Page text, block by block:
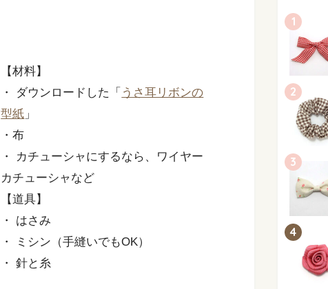
【材料】
・ ダウンロードした「 うさ耳リボンの
型紙 」
・布
・ カチューシャにするなら、ワイヤー
カチューシャなど
【道具】
・ はさみ
・ ミシン（手縫いでもOK）
・ 針と糸
1
2
3
4